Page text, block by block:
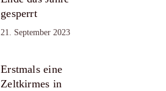
gesperrt
21. September 2023
Erstmals eine
Zeltkirmes in